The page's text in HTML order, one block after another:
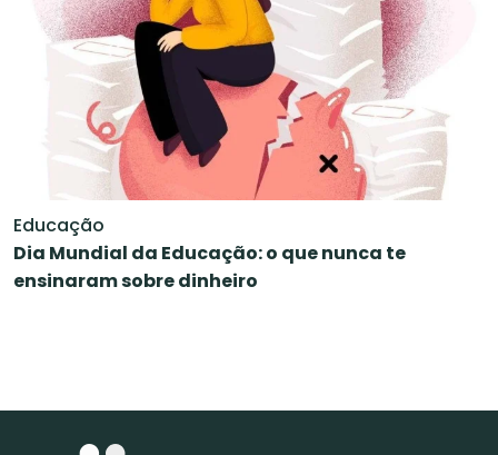
Educação
Dia Mundial da Educação: o que nunca te
ensinaram sobre dinheiro